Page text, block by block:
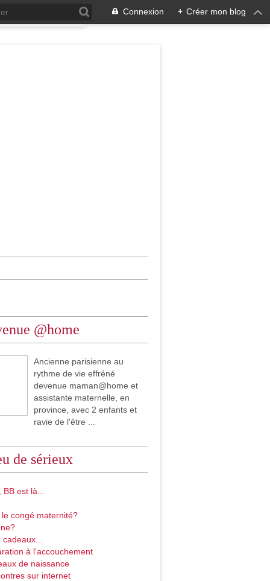
Connexion + Créer mon blog
@home
Ancienne parisienne au
rythme de vie effréné
devenue maman@home et
assistante maternelle, en
province, avec 2 enfants et
ravie de l'être ...
de sérieux
est là...
congé maternité?
à l'accouchement
de naissance
sur internet